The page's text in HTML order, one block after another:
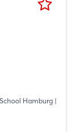
Hamburg |